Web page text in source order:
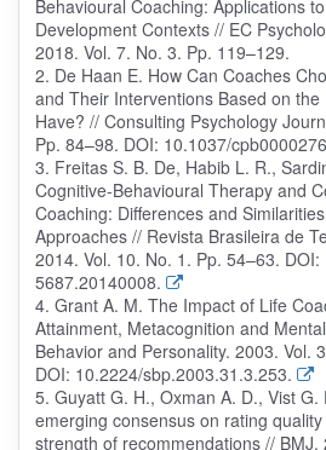
Behavioural Coaching: Applications
Development Contexts // EC
2018. Vol. 7. No. 3. Pp. 119–129.
2. De Haan E. How Can Coaches
and Their Interventions Based on the
Have? // Consulting Psychology
Pp. 84–98. DOI: 10.1037/
3. Freitas S. B. De, Habib L. R.,
Cognitive-Behavioural Therapy and
Coaching: Differences and
Approaches // Revista Brasileira de
2014. Vol. 10. No. 1. Pp. 54–63.
5687.20140008.
4. Grant A. M. The Impact of Life
Attainment, Metacognition and
Behavior and Personality. 2003. Vol.
DOI: 10.2224/sbp.2003.31.3.253.
5. Guyatt G. H., Oxman A. D., Vist G.
emerging consensus on rating
strength of recommendations // BMJ.